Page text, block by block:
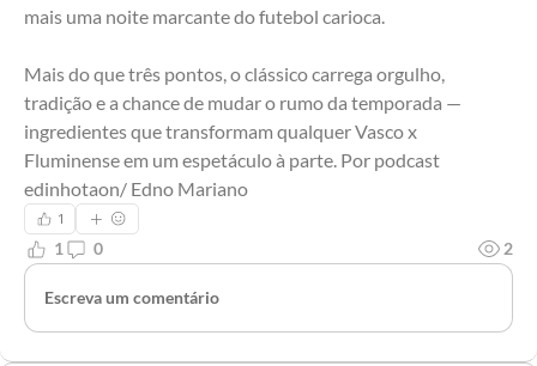
mais uma noite marcante do futebol carioca.
Mais do que três pontos, o clássico carrega orgulho,
tradição e a chance de mudar o rumo da temporada —
ingredientes que transformam qualquer Vasco x
Fluminense em um espetáculo à parte. Por podcast
edinhotaon/ Edno Mariano
1
1 0 2
Escreva um comentário